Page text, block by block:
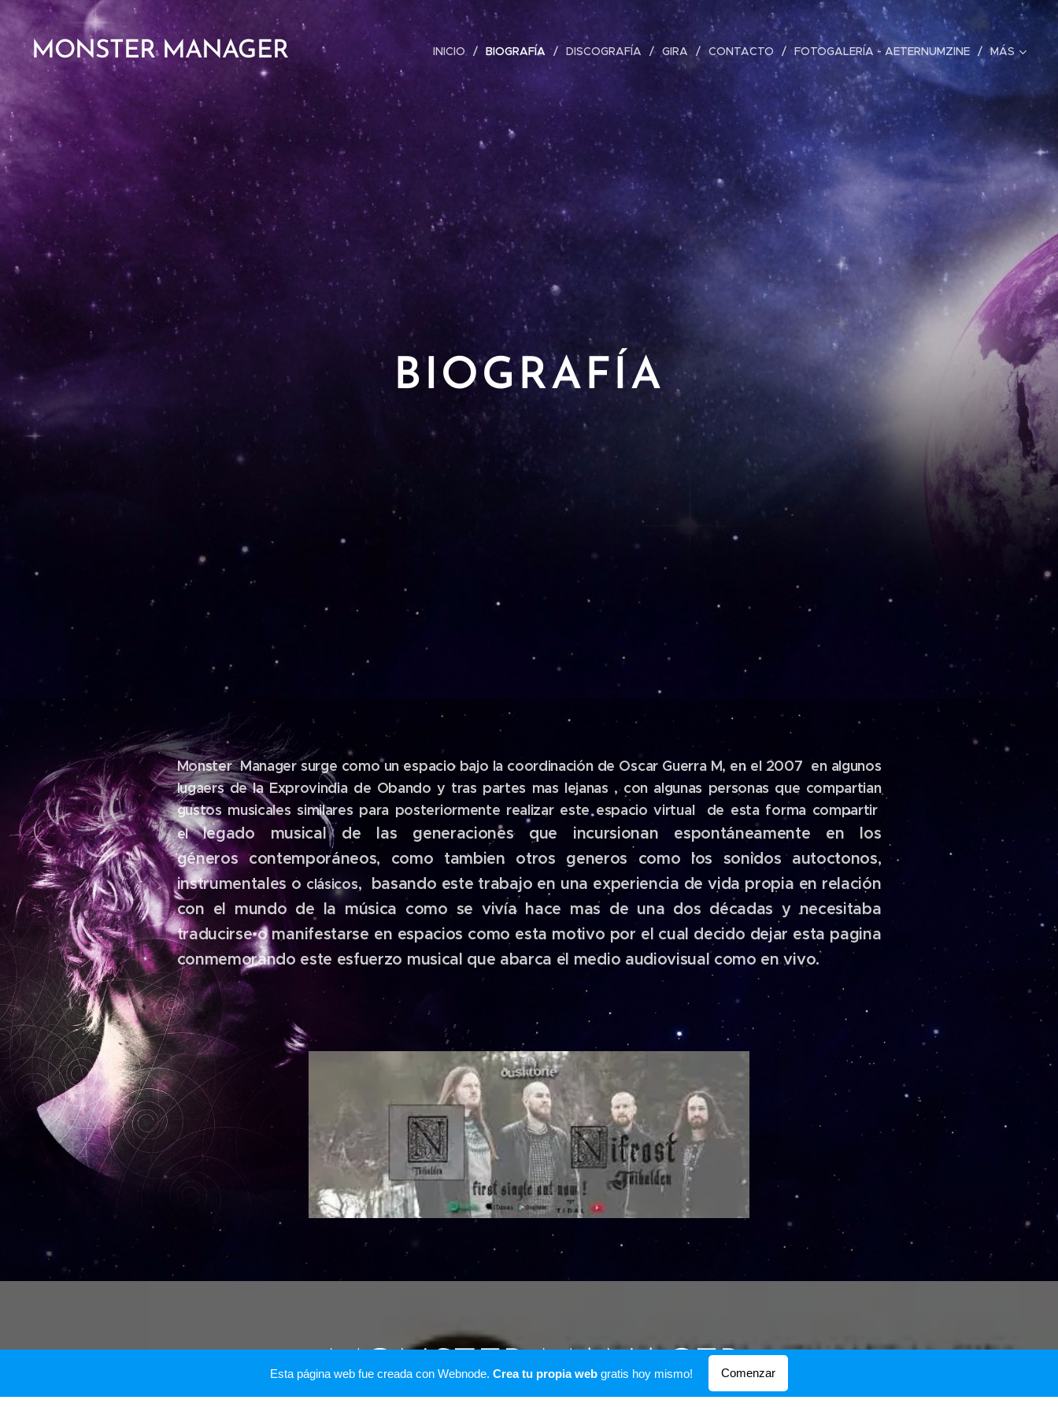
MONSTER MANAGER INICIO BIOGRAFÍA DISCOGRAFÍA GIRA CONTACTO FOTOGALERÍA - AETERNUMZINE MÁS
BIOGRAFÍA
Monster Manager surge como un espacio bajo la coordinación de Oscar Guerra M, en el 2007 en algunos
lugaers de la Exprovindia de Obando y tras partes mas lejanas , con algunas personas que compartian
gustos musicales similares para posteriormente realizar este espacio virtual de esta forma compartir
ellegado musical de las generaciones que incursionan espontáneamente en los
géneros contemporáneos, como tambien otros generos como los sonidos autoctonos,
instrumentales o clásicos, basando este trabajo en una experiencia de vida propia en relación
con el mundo de la música como se vivía hace mas de una dos décadas y necesitaba
traducirse o manifestarse en espacios como esta motivo por el cual decido dejar esta pagina
conmemorando este esfuerzo musical que abarca el medio audiovisual como en vivo.
MONSTER MANAGER
Esta página web fue creada con Webnode. Crea tu propia web gratis hoy mismo! Comenzar